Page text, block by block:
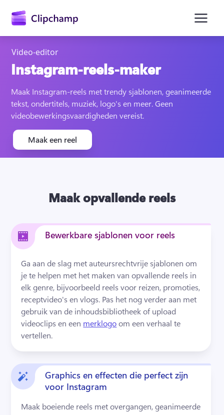
Gratis uitproberen
Video-editor
Instagram-reels-maker
Maak Instagram-reels met trendy sjablonen, geanimeerde
tekst, ondertitels, muziek, logo's en meer. Geen
videobewerkingsvaardigheden vereist.
Maak een reel
Maak opvallende reels
Bewerkbare sjablonen voor reels
Ga aan de slag met auteursrechtvrije sjablonen om
je te helpen met het maken van opvallende reels in
elk genre, bijvoorbeeld reels voor reizen, promoties,
receptvideo's en vlogs. Pas het nog verder aan met
gebruik van de inhoudsbibliotheek of upload
videoclips en een merklogo om een verhaal te
vertellen.
Graphics en effecten die perfect zijn
voor Instagram
Maak boeiende reels met overgangen, geanimeerde